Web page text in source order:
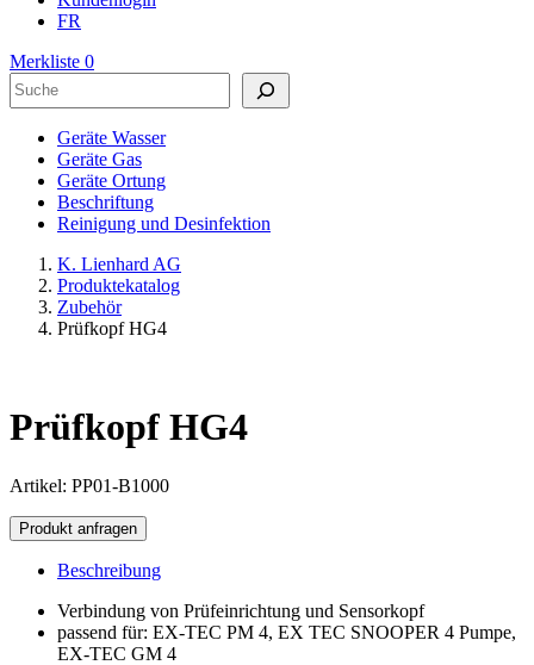
FR
Merkliste 0
Suchen
Geräte Wasser
Geräte Gas
Geräte Ortung
Beschriftung
Reinigung und Desinfektion
K. Lienhard AG
Produktekatalog
Zubehör
Prüfkopf HG4
Prüfkopf HG4
Artikel: PP01-B1000
Prüfkopf
HG4
Menge
Produkt anfragen
Beschreibung
Verbindung von Prüfeinrichtung und Sensorkopf
passend für: EX-TEC PM 4, EX TEC SNOOPER 4 Pumpe,
EX-TEC GM 4